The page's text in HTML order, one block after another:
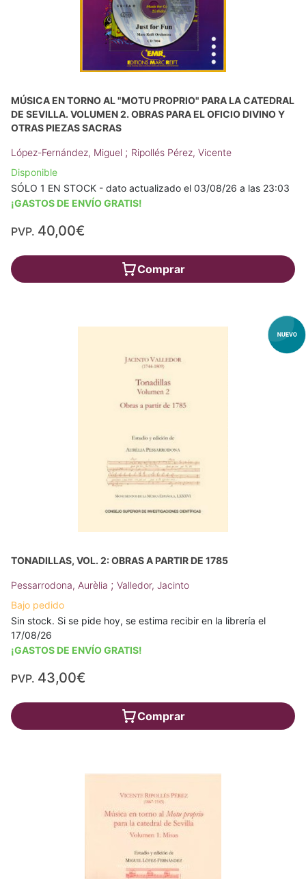
MÚSICA EN TORNO AL "MOTU PROPRIO" PARA LA CATEDRAL
DE SEVILLA. VOLUMEN 2. OBRAS PARA EL OFICIO DIVINO Y
OTRAS PIEZAS SACRAS
López-Fernández, Miguel ; Ripollés Pérez, Vicente
Disponible
SÓLO 1 EN STOCK - dato actualizado el 03/08/26 a las 23:03
¡GASTOS DE ENVÍO GRATIS!
PVP. 40,00€
Comprar
TONADILLAS, VOL. 2: OBRAS A PARTIR DE 1785
Pessarrodona, Aurèlia ; Valledor, Jacinto
Bajo pedido
Sin stock. Si se pide hoy, se estima recibir en la librería el
17/08/26
¡GASTOS DE ENVÍO GRATIS!
PVP. 43,00€
Comprar